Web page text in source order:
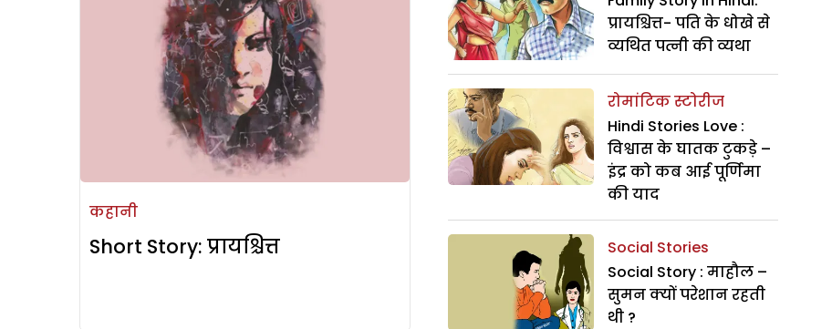
कहानी
Short Story: प्रायश्चित्त
प्रायश्चित्त- पति के धोखे से
व्यथित पत्नी की व्यथा
रोमांटिक स्टोरीज
Hindi Stories Love :
विश्वास के घातक टुकड़े –
इंद्र को कब आई पूर्णिमा
की याद
Social Stories
Social Story : माहौल –
सुमन क्यों परेशान रहती
थी ?